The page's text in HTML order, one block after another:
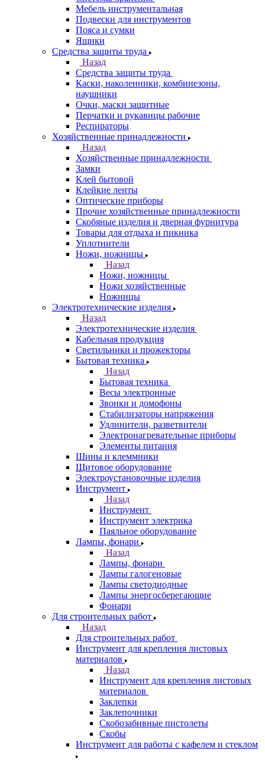
Мебель инструментальная
Подвески для инструментов
Пояса и сумки
Ящики
Средства защиты труда
Назад
Средства защиты труда
Каски, наколенники, комбинезоны,
наушники
Очки, маски защитные
Перчатки и рукавицы рабочие
Респираторы
Хозяйственные принадлежности
Назад
Хозяйственные принадлежности
Замки
Клей бытовой
Клейкие ленты
Оптические приборы
Прочие хозяйственные принадлежности
Скобяные изделия и дверная фурнитура
Товары для отдыха и пикника
Уплотнители
Ножи, ножницы
Назад
Ножи, ножницы
Ножи хозяйственные
Ножницы
Электротехнические изделия
Назад
Электротехнические изделия
Кабельная продукция
Светильники и прожекторы
Бытовая техника
Назад
Бытовая техника
Весы электронные
Звонки и домофоны
Стабилизаторы напряжения
Удлинители, разветвители
Электронагревательные приборы
Элементы питания
Шины и клеммники
Щитовое оборудование
Электроустановочные изделия
Инструмент
Назад
Инструмент
Инструмент электрика
Паяльное оборудование
Лампы, фонари
Назад
Лампы, фонари
Лампы галогеновые
Лампы светодиодные
Лампы энергосберегающие
Фонари
Для строительных работ
Назад
Для строительных работ
Инструмент для крепления листовых
материалов
Назад
Инструмент для крепления листовых
материалов
Заклепки
Заклепочники
Скобозабивные пистолеты
Скобы
Инструмент для работы с кафелем и стеклом